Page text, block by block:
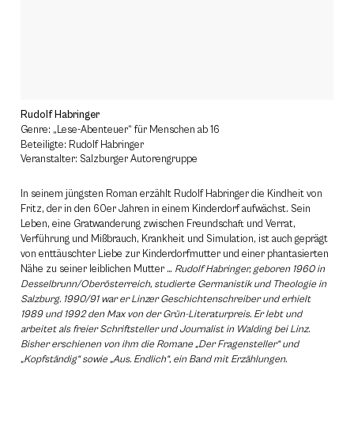
Rudolf Habringer
Genre: „Lese-Abenteuer“ für Menschen ab 16
Beteiligte: Rudolf Habringer
Veranstalter: Salzburger Autorengruppe
In seinem jüngsten Roman erzählt Rudolf Habringer die Kindheit von
Fritz, der in den 60er Jahren in einem Kinderdorf aufwächst. Sein
Leben, eine Gratwanderung zwischen Freundschaft und Verrat,
Verführung und Mißbrauch, Krankheit und Simulation, ist auch geprägt
von enttäuschter Liebe zur Kinderdorfmutter und einer phantasierten
Nähe zu seiner leiblichen Mutter … Rudolf Habringer, geboren 1960 in
Desselbrunn/Oberösterreich, studierte Germanistik und Theologie in
Salzburg. 1990/91 war er Linzer Geschichtenschreiber und erhielt
1989 und 1992 den Max von der Grün-Literaturpreis. Er lebt und
arbeitet als freier Schriftsteller und Journalist in Walding bei Linz.
Bisher erschienen von ihm die Romane „Der Fragensteller“ und
„Kopfständig“ sowie „Aus. Endlich“, ein Band mit Erzählungen.